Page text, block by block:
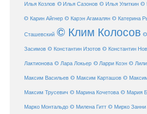
Илья Козлов © Илья Сазонов © Илья Улиткин ©
© Карин Айгнер © Карэн Агамалян © Катерина
Сташевский © Клим Колосов
Засимов © Константин Изотов © Константин
Лактионова © Лара Локьер © Ларри Коэн ©
Максим Васильев © Максим Карташов ©
Максим Трусевич © Марина Кочетова © Мария
Марко Монтальдо © Милена Гитт © Мирко Занни